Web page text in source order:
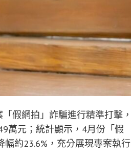
假網拍」詐騙進行精準打擊，
萬元；統計顯示，4月份「假
約23.6%，充分展現專案執行